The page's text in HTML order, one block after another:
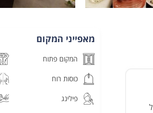
מאפייני המקום
המקום פתוח
כוסות רוח
פילינג